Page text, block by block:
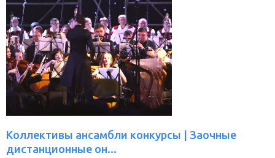
Коллективы ансамбли конкурсы | Заочные
дистанционные он...